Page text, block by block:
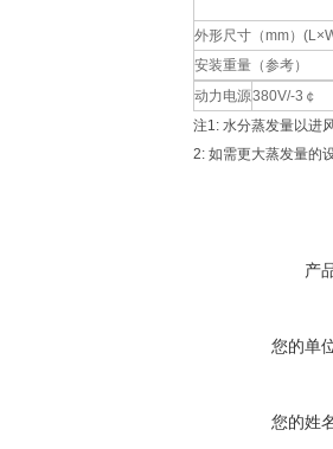
外形尺寸（mm）
安装重量（参考）
动力电源380V/-3￠
注1: 水分蒸发量以
2: 如需更大蒸发量的
产
您的单
您的姓